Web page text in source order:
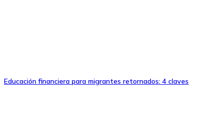
Educación financiera para migrantes retornados: 4 claves